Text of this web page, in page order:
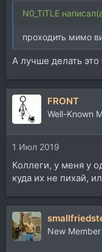
N0_TiTLE
проходить мимо
А лучше делать
FRONT
Well-Known
1 Июл 2019
Коллеги, у меня у
куда их не пихай,
New Member